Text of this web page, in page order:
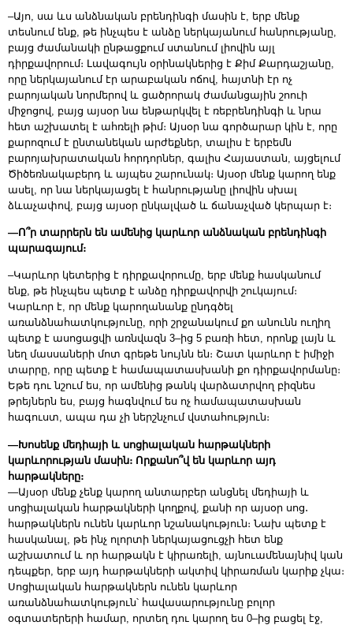
–Այո, սա ևս անձնական բրենդինգի մասին է, երբ մենք
տեսնում ենք, թե ինչպես է անձը ներկայանում հանրությանը,
բայց ժամանակի ընթացքում ստանում լիովին այլ
դիրքավորում։ Լավագույն օրինակներից է Քիմ Քարդաշյանը,
որը ներկայանում էր արաբական ոճով, հայտնի էր ոչ
բարոյական նորմերով և ցածրորակ ժամանցային շոուի
միջոցով, բայց այսօր նա ենթարկվել է ռեբրենդինգի և նրա
հետ աշխատել է ահռելի թիմ։ Այսօր նա գործարար կին է, որը
քարոզում է ընտանեկան արժեքներ, տալիս է երբեմն
բարոյախրատական հորդորներ, գալիս Հայաստան, այցելում
Ծիծեռնակաբերդ և այպես շարունակ։ Այսօր մենք կարող ենք
ասել, որ նա ներկայացել է հանրությանը լիովին սխալ
ձևաչափով, բայց այսօր ընկալված և ճանաչված կերպար է։
—Ո՞ր տարրերն են ամենից կարևոր անձնական բրենդինգի
պարագայում։
–Կարևոր կետերից է դիրքավորումը, երբ մենք հասկանում
ենք, թե ինչպես պետք է անձը դիրքավորվի շուկայում։
Կարևոր է, որ մենք կարողանանք ընդգծել
առանձնահատկությունը, որի շրջանակում քո անունն ուղիղ
պետք է ասոցացվի առնվազն 3–ից 5 բառի հետ, որոնք լայն և
նեղ մասսաների մոտ գրեթե նույնն են։ Շատ կարևոր է իմիջի
տարրը, որը պետք է համապատասխանի քո դիրքավորմանը։
Եթե դու նշում ես, որ ամենից թանկ վարձատրվող բիզնես
թրեյներն ես, բայց հագնվում ես ոչ համապատասխան
հագուստ, ապա դա չի ներշնչում վստահություն։
—Խոսենք մեդիայի և սոցիալական հարթակների
կարևորության մասին։ Որքանո՞վ են կարևոր այդ
հարթակները։
—Այսօր մենք չենք կարող անտարբեր անցնել մեդիայի և
սոցիալական հարթակների կողքով, քանի որ այսօր սոց․
հարթակներն ունեն կարևոր նշանակություն։ Նախ պետք է
հասկանալ, թե ինչ ոլորտի ներկայացուցչի հետ ենք
աշխատում և որ հարթակն է կիրառելի, այնուամենայնիվ կան
դեպքեր, երբ այդ հարթակների ակտիվ կիրառման կարիք չկա։
Սոցիալական հարթակներն ունեն կարևոր
առանձնահատկություն՝ հավասարությունը բոլոր
օգտատերերի համար, որտեղ դու կարող ես 0–ից բացել էջ,